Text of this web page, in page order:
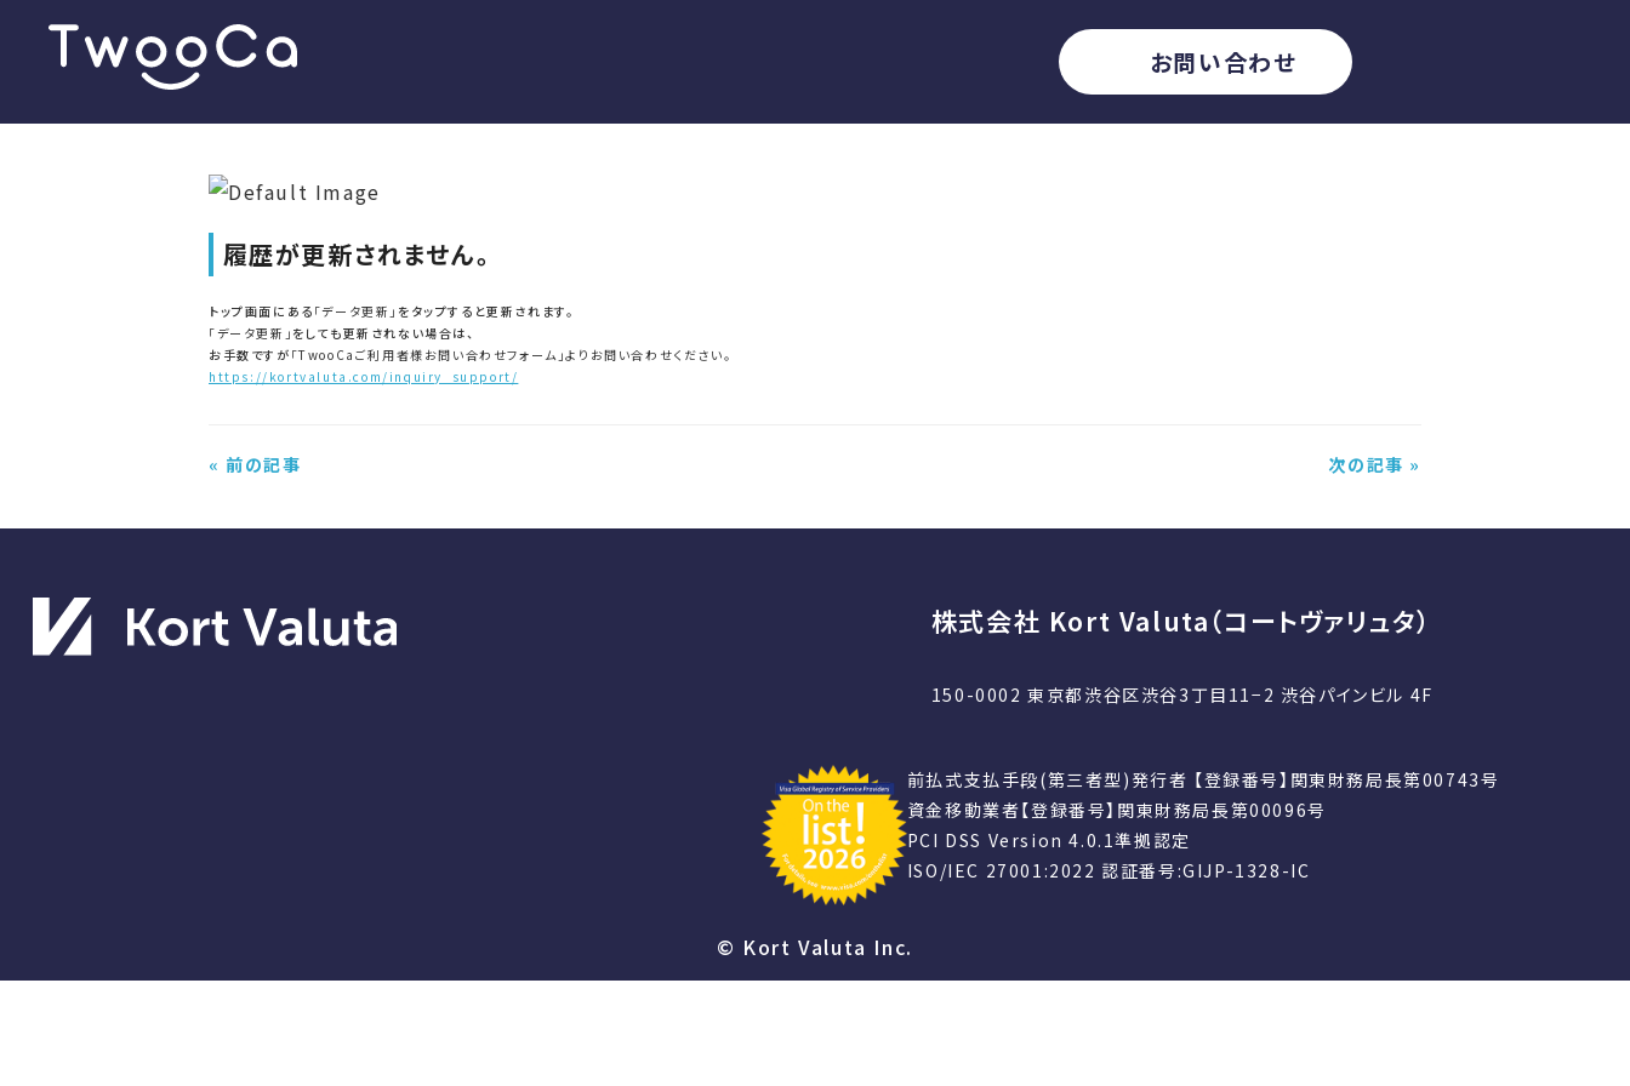
お問い合わせ
履歴が更新されません。
トップ画面にある 「データ更新」 をタップすると更新されます。
「データ更新」 をしても更新されない場合は、
お手数ですが 「TwooCaご利用者様お問い合わせフォーム」よりお問い合わせください。
https://kortvaluta.com/inquiry_support/
« 前の記事 次の記事 »
株式会社 Kort Valuta（コートヴァリュタ）
150-0002 東京都渋谷区渋谷3丁目11−2 渋谷パインビル 4F
前払式支払手段(第三者型)発行者 【登録番号】関東財務局長第00743号
資金移動業者【登録番号】関東財務局長第00096号
PCI DSS Version 4.0.1準拠認定
ISO/IEC 27001:2022 認証番号:GIJP-1328-IC
© Kort Valuta Inc.